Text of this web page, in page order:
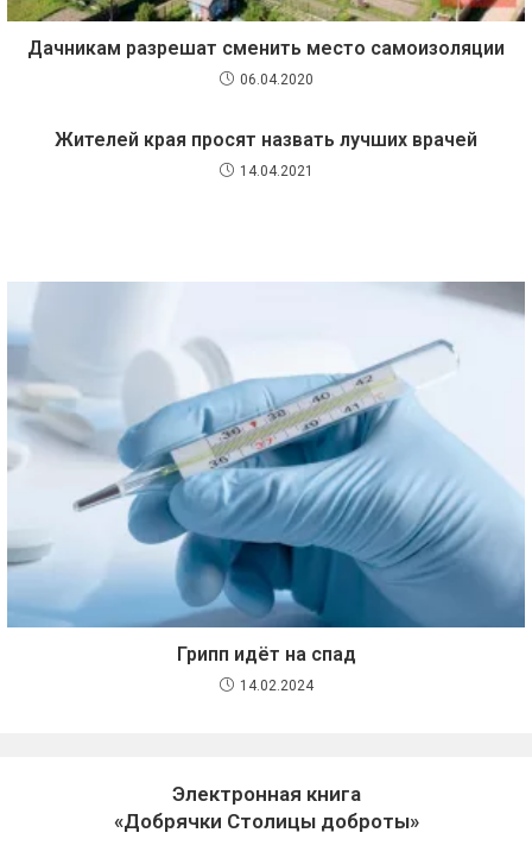
Дачникам разрешат сменить место самоизоляции
06.04.2020
Жителей края просят назвать лучших врачей
14.04.2021
Грипп идёт на спад
14.02.2024
Электронная книга
«Добрячки Столицы доброты»